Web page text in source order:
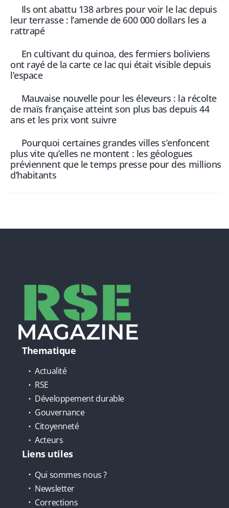
Ils ont abattu 138 arbres pour voir le lac depuis
leur terrasse : l’amende de 600 000 dollars les a
rattrapé
En cultivant du quinoa, des fermiers boliviens
ont rayé de la carte ce lac qui était visible depuis
l’espace
Mauvaise nouvelle pour les éleveurs : la récolte
de maïs française atteint son plus bas depuis 44
ans et les prix vont suivre
Pourquoi certaines grandes villes s’enfoncent
plus vite qu’elles ne montent : les géologues
préviennent que le temps presse pour des millions
d’habitants
Thematique
Actualité
RSE
Développement durable
Gouvernance
Citoyenneté
Acteurs
Liens utiles
Qui sommes nous ?
Newsletter
Corrections